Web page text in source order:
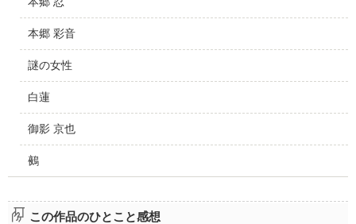
本郷 彩音
謎の女性
白蓮
御影 京也
鵺
この作品のひとこと感想